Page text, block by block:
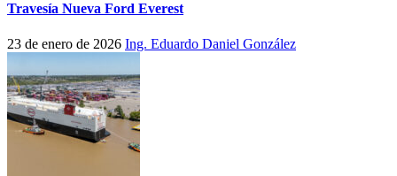
Travesía Nueva Ford Everest
23 de enero de 2026 Ing. Eduardo Daniel González